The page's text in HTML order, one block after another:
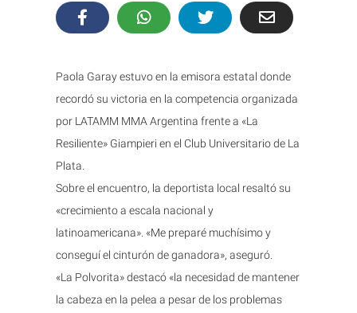
Paola Garay estuvo en la emisora estatal donde
recordó su victoria en la competencia organizada
por LATAMM MMA Argentina frente a «La
Resiliente» Giampieri en el Club Universitario de La
Plata.
Sobre el encuentro, la deportista local resaltó su
«crecimiento a escala nacional y
latinoamericana». «Me preparé muchísimo y
conseguí el cinturón de ganadora», aseguró.
«La Polvorita» destacó «la necesidad de mantener
la cabeza en la pelea a pesar de los problemas